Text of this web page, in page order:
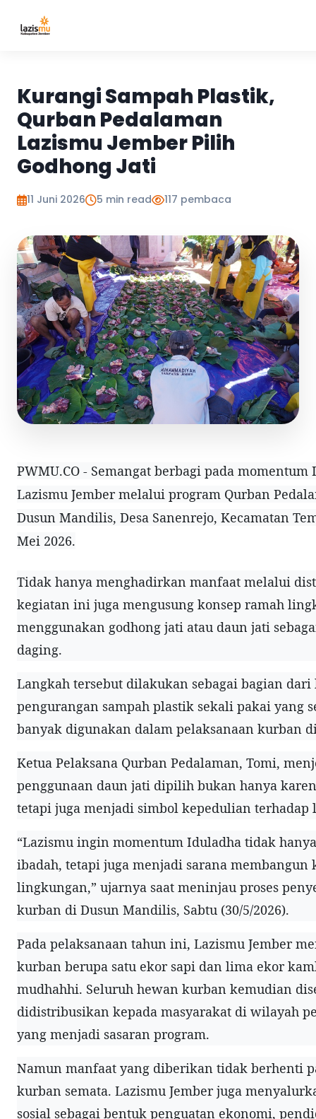
Kurangi Sampah Plastik,
Qurban Pedalaman
Lazismu Jember Pilih
Godhong Jati
11 Juni 2026 5 min read 117 pembaca
PWMU.CO - Semangat berbagi pada
Lazismu Jember melalui program Qurban
Dusun Mandilis, Desa Sanenrejo, Kecamatan
Mei 2026.
Tidak hanya menghadirkan manfaat melalui
kegiatan ini juga mengusung konsep ramah
menggunakan godhong jati atau daun jati
daging.
Langkah tersebut dilakukan sebagai bagian dari
pengurangan sampah plastik sekali pakai yang
banyak digunakan dalam pelaksanaan kurban
Ketua Pelaksana Qurban Pedalaman, Tomi,
penggunaan daun jati dipilih bukan hanya
tetapi juga menjadi simbol kepedulian terhadap
“Lazismu ingin momentum Iduladha tidak
ibadah, tetapi juga menjadi sarana membangun
lingkungan,” ujarnya saat meninjau proses
kurban di Dusun Mandilis, Sabtu (30/5/2026).
Pada pelaksanaan tahun ini, Lazismu Jember
kurban berupa satu ekor sapi dan lima ekor
mudhahhi. Seluruh hewan kurban kemudian
didistribusikan kepada masyarakat di wilayah
yang menjadi sasaran program.
Namun manfaat yang diberikan tidak berhenti
kurban semata. Lazismu Jember juga
sosial sebagai bentuk penguatan ekonomi,